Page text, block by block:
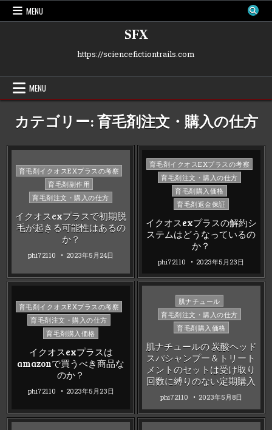
Skip
MENU
SFX
https://sciencefictiontrails.com
MENU
カテゴリー:育毛剤注文・購入の仕方
Posted
育毛剤イクオスEXプラスの考察
育毛剤副作用
育毛剤注文・購入の仕方
イクオスexプラスで初期脱
毛が起きる可能性はあるの
か？
phi72110 2023年5月24日
Posted
育毛剤イクオスEXプラスの考察
育毛剤注文・購入の仕方
育毛剤購入価格
育毛剤返金保証
イクオスexプラスの解約シ
ステムはどうなっているの
か？
phi72110 2023年5月23日
Posted
育毛剤イクオスEXプラスの考察
育毛剤注文・購入の仕方
育毛剤購入価格
イクオスexプラスは
amazonで買うべき商品な
のか？
phi72110 2023年5月23日
Posted
in
肌ナチュール
育毛剤注文・購入の仕方
育毛剤購入価格
肌ナチュールの 炭酸ヘッド
スパシャンプー＆トリート
メントのセットは受け取り
回数に縛りのない定期購入
phi72110 2023年5月8日